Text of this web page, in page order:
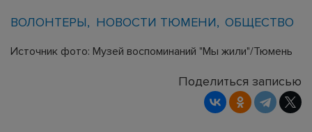
ВОЛОНТЕРЫ НОВОСТИ ТЮМЕНИ ОБЩЕСТВО
Источник фото: Музей воспоминаний "Мы жили"/Тюмень
Поделиться записью